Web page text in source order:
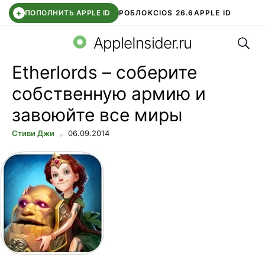
+ ПОПОЛНИТЬ APPLE ID РОБЛОКСIOS 26.6 APPLE ID
WHATSAPP DDE STOREAPP STOREOZON БАНК
AppleInsider.ru
Etherlords – соберите
собственную армию и
завоюйте все миры
Стиви Джи 06.09.2014